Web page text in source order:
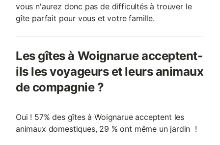
vous n'aurez donc pas de difficultés à trouver le
gîte parfait pour vous et votre famille.
Les gîtes à Woignarue acceptent-
ils les voyageurs et leurs animaux
de compagnie ?
Oui ! 57% des gîtes à Woignarue acceptent les
animaux domestiques, 29 % ont même un jardin !